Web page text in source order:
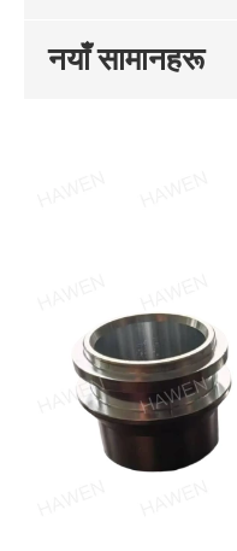
नयाँ सामानहरू